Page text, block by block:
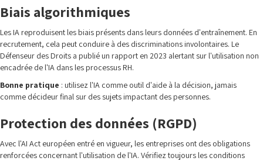
Biais algorithmiques
Les IA reproduisent les biais présents dans leurs données d'entraînement. En
recrutement, cela peut conduire à des discriminations involontaires. Le
Défenseur des Droits a publié un rapport en 2023 alertant sur l'utilisation non
encadrée de l'IA dans les processus RH.
Bonne pratique : utilisez l'IA comme outil d'aide à la décision, jamais
comme décideur final sur des sujets impactant des personnes.
Protection des données (RGPD)
Avec l'AI Act européen entré en vigueur, les entreprises ont des obligations
renforcées concernant l'utilisation de l'IA. Vérifiez toujours les conditions